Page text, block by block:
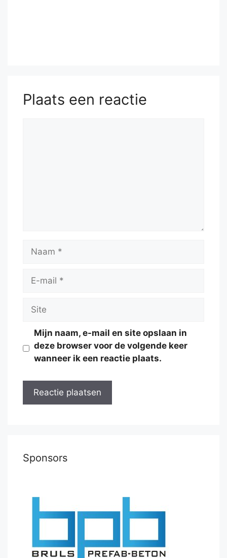
Plaats een reactie
Naam
Site
Mijn naam, e-mail en site opslaan in
deze browser voor de volgende keer
wanneer ik een reactie plaats.
Sponsors